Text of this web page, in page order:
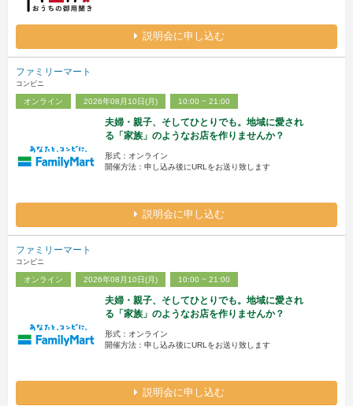
説明会に申し込む
ファミリーマート
コンビニ
オンライン 2026年08月10日(月) 10:00 ~ 21:00
夫婦・親子、そしてひとりでも。地域に愛され
る「家族」のようなお店を作りませんか？
形式：オンライン
開催方法：申し込み後にURLをお送り致します
説明会に申し込む
ファミリーマート
コンビニ
オンライン 2026年08月10日(月) 10:00 ~ 21:00
夫婦・親子、そしてひとりでも。地域に愛され
る「家族」のようなお店を作りませんか？
形式：オンライン
開催方法：申し込み後にURLをお送り致します
説明会に申し込む